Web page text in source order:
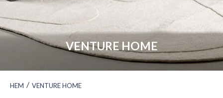
VENTURE HOME
HEM / VENTURE HOME